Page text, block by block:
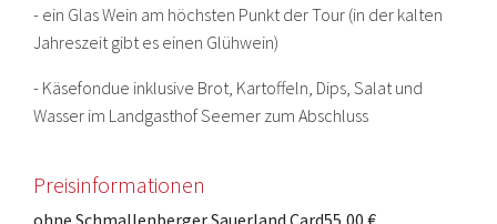
- ein Glas Wein am höchsten Punkt der Tour (in der kalten
Jahreszeit gibt es einen Glühwein)
- Käsefondue inklusive Brot, Kartoffeln, Dips, Salat und
Wasser im Landgasthof Seemer zum Abschluss
Preisinformationen
ohne Schmallenberger Sauerland Card55,00 €